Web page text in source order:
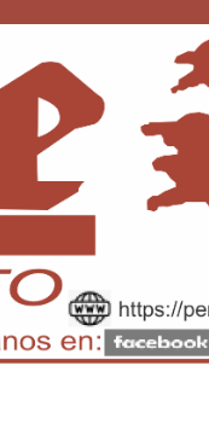
TENDENCIA